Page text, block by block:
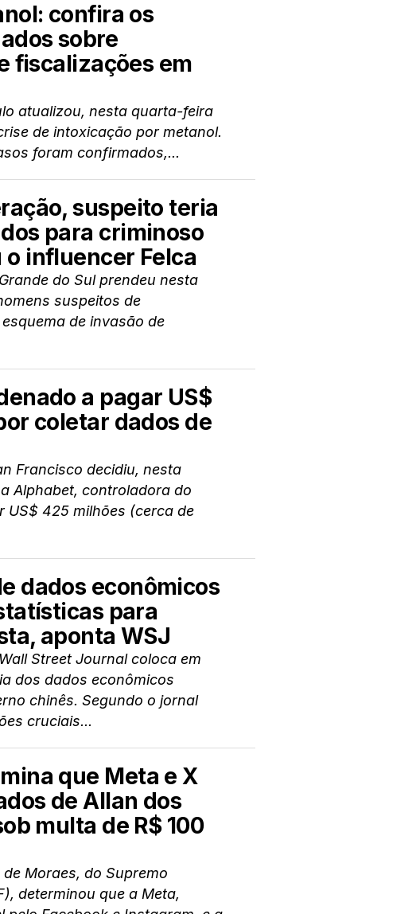
confira os
sobre
fiscalizações em
atualizou, nesta quarta-feira
de intoxicação por metanol.
foram confirmados,...
suspeito teria
para criminoso
o influencer Felca
do Sul prendeu nesta
suspeitos de
de invasão de
a pagar US$
coletar dados de
Francisco decidiu, nesta
Alphabet, controladora do
US$ 425 milhões (cerca de
dados econômicos
para
aponta WSJ
Street Journal coloca em
dos dados econômicos
chinês. Segundo o jornal
cruciais...
que Meta e X
de Allan dos
multa de R$ 100
Moraes, do Supremo
determinou que a Meta,